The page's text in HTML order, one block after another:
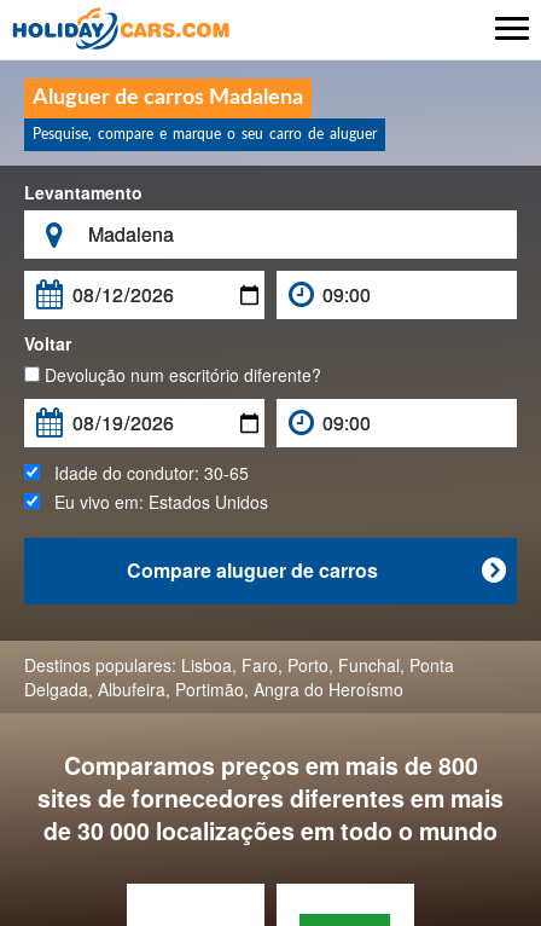
Aluguer de carros Madalena
Pesquise, compare e marque o seu carro de aluguer
Levantamento


Voltar
Devolução num escritório diferente?
Idade do condutor: 30-65
Eu vivo em: Estados Unidos

Compare aluguer de carros
Destinos populares: Lisboa, Faro, Porto, Funchal, Ponta
Delgada, Albufeira, Portimão, Angra do Heroísmo
Comparamos preços em mais de 800
sites de fornecedores diferentes em mais
de 30 000 localizações em todo o mundo